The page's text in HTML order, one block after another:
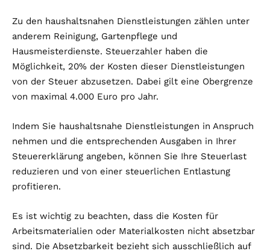
Zu den haushaltsnahen Dienstleistungen zählen unter
anderem Reinigung, Gartenpflege und
Hausmeisterdienste. Steuerzahler haben die
Möglichkeit, 20% der Kosten dieser Dienstleistungen
von der Steuer abzusetzen. Dabei gilt eine Obergrenze
von maximal 4.000 Euro pro Jahr.
Indem Sie haushaltsnahe Dienstleistungen in Anspruch
nehmen und die entsprechenden Ausgaben in Ihrer
Steuererklärung angeben, können Sie Ihre Steuerlast
reduzieren und von einer steuerlichen Entlastung
profitieren.
Es ist wichtig zu beachten, dass die Kosten für
Arbeitsmaterialien oder Materialkosten nicht absetzbar
sind. Die Absetzbarkeit bezieht sich ausschließlich auf